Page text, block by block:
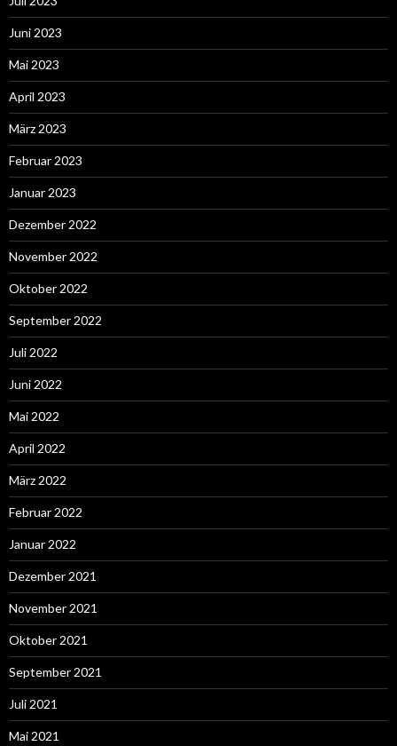
Juni 2023
Mai 2023
April 2023
März 2023
Februar 2023
Januar 2023
Dezember 2022
November 2022
Oktober 2022
September 2022
Juli 2022
Juni 2022
Mai 2022
April 2022
März 2022
Februar 2022
Januar 2022
Dezember 2021
November 2021
Oktober 2021
September 2021
Juli 2021
Mai 2021